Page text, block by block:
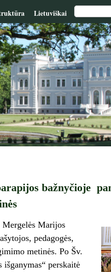
Lietuviškai
bažnyčioje
Mergelės Marijos
pedagogės,
metinės. Po Šv.
perskaitė